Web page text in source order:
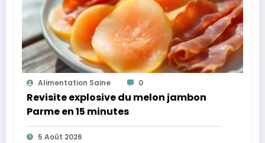
Alimentation Saine 0
Revisite explosive du melon jambon
Parme en 15 minutes
5 Août 2026